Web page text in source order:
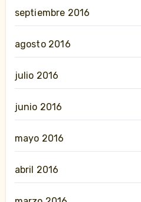
septiembre 2016
agosto 2016
julio 2016
junio 2016
mayo 2016
abril 2016